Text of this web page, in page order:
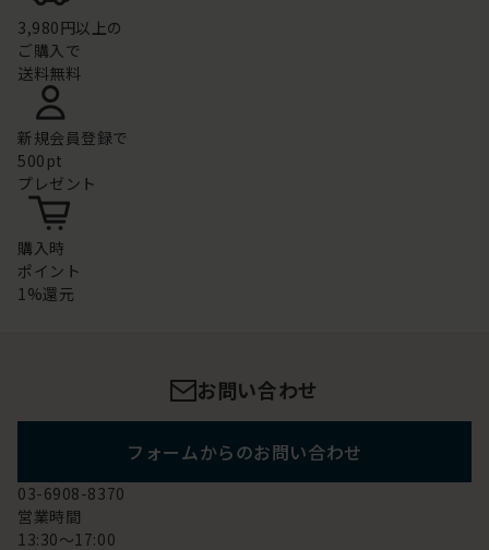
3,980円以上の
ご購入で
送料無料
新規会員登録で
500pt
プレゼント
購入時
ポイント
1%還元
お問い合わせ
フォームからのお問い合わせ
03-6908-8370
営業時間
13:30～17:00